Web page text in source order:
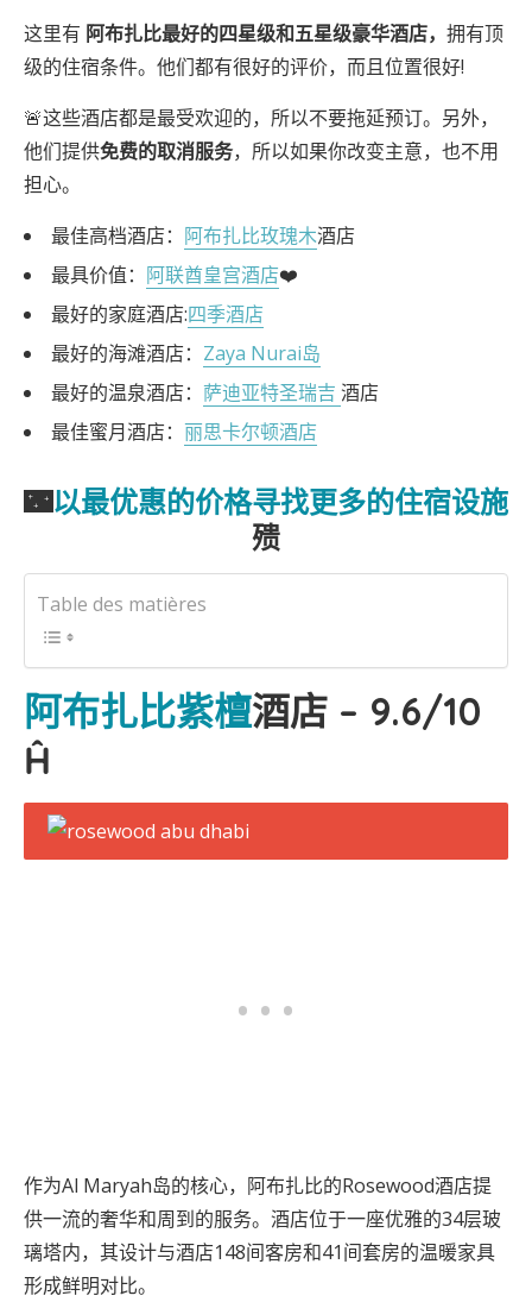
这里有 阿布扎比最好的四星级和五星级豪华酒店， 拥有顶
级的住宿条件。他们都有很好的评价，而且位置很好!
🚨这些酒店都是最受欢迎的，所以不要拖延预订。另外，
他们提供免费的取消服务，所以如果你改变主意，也不用
担心。
最佳高档酒店： 阿布扎比玫瑰木酒店
最具价值： 阿联酋皇宫酒店❤️
最好的家庭酒店:四季酒店
最好的海滩酒店： Zaya Nurai岛
最好的温泉酒店： 萨迪亚特圣瑞吉 酒店
最佳蜜月酒店： 丽思卡尔顿酒店
🌃以最优惠的价格寻找更多的住宿设施
㱮
Table des matières
阿布扎比紫檀酒店 – 9.6/10
Ĥ
作为Al Maryah岛的核心，阿布扎比的Rosewood酒店提
供一流的奢华和周到的服务。酒店位于一座优雅的34层玻
璃塔内，其设计与酒店148间客房和41间套房的温暖家具
形成鲜明对比。